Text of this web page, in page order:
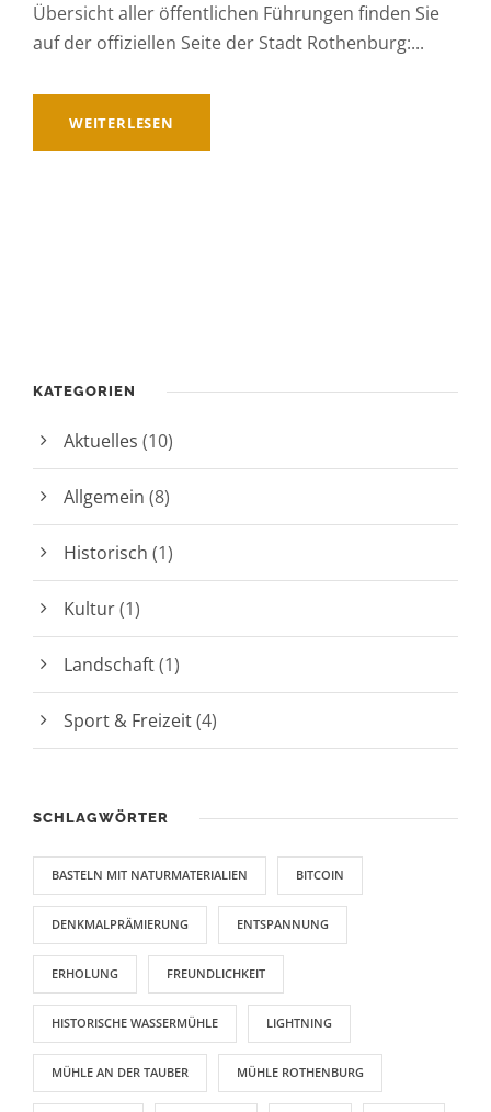
Übersicht aller öffentlichen Führungen finden Sie
auf der offiziellen Seite der Stadt Rothenburg:...
WEITERLESEN
KATEGORIEN
Aktuelles (10)
Allgemein (8)
Historisch (1)
Kultur(1)
Landschaft(1)
Sport & Freizeit(4)
SCHLAGWÖRTER
BASTELN MIT NATURMATERIALIEN BITCOIN
DENKMALPRÄMIERUNG ENTSPANNUNG
ERHOLUNG FREUNDLICHKEIT
HISTORISCHE WASSERMÜHLE LIGHTNING
MÜHLE AN DER TAUBER MÜHLE ROTHENBURG